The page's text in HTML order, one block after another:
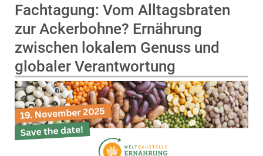
Fachtagung: Vom Alltagsbraten
zur Ackerbohne? Ernährung
zwischen lokalem Genuss und
globaler Verantwortung